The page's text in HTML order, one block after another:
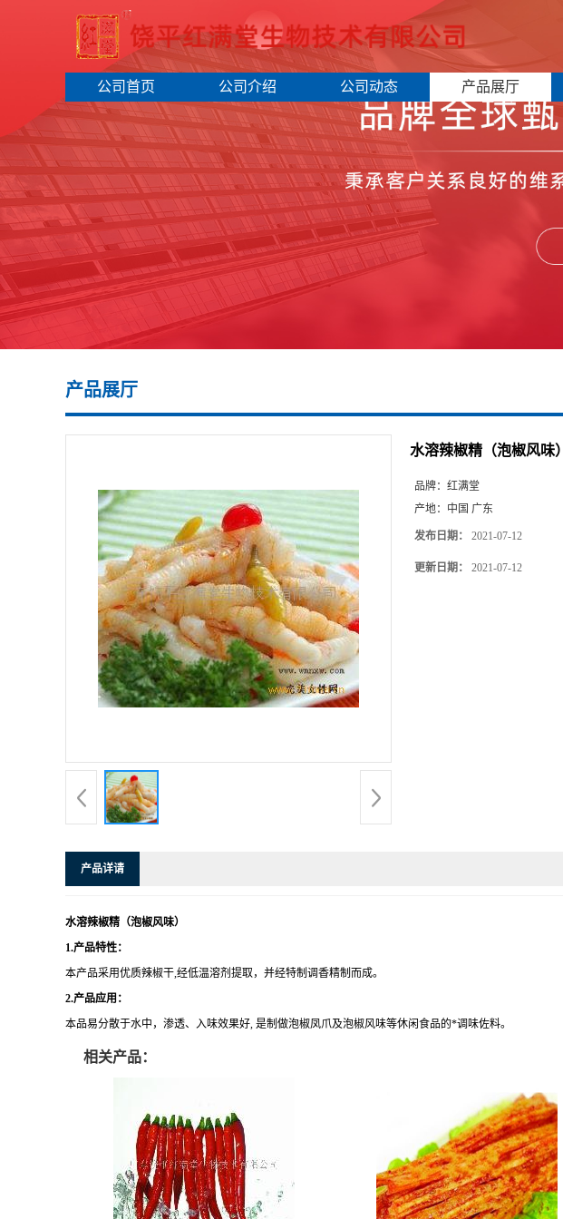
公司首页 公司介绍 公司动态 产品展厅
产品展厅
水溶辣椒精（泡椒风味）
品牌： 红满堂
产地： 中国 广东
发布日期： 2021-07-12
更新日期： 2021-07-12
产品详请
水溶辣椒精（泡椒风味）
1.产品特性：
本产品采用优质辣椒干,经低温溶剂提取，并经特制调香精制而成。
2.产品应用：
本品易分散于水中，渗透、入味效果好, 是制做泡椒凤爪及泡椒风味等休闲食品的*调味佐料。
相关产品：